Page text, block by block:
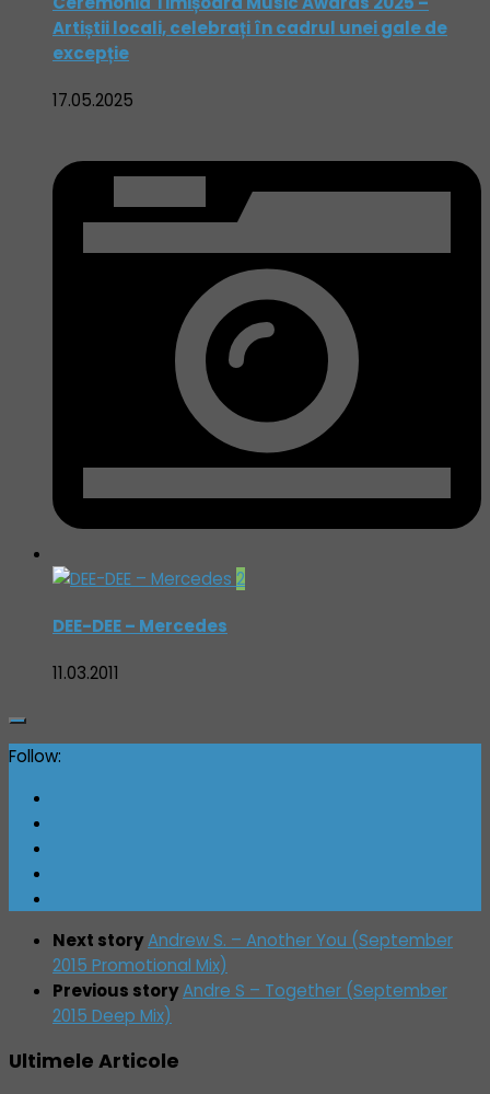
Artiștii locali, celebrați în cadrul unei gale de
excepție
17.05.2025
2
DEE-DEE – Mercedes
11.03.2011
Follow:
Next storyAndrew S. – Another You (September
2015 Promotional Mix)
Previous storyAndre S – Together (September
2015 Deep Mix)
Ultimele Articole